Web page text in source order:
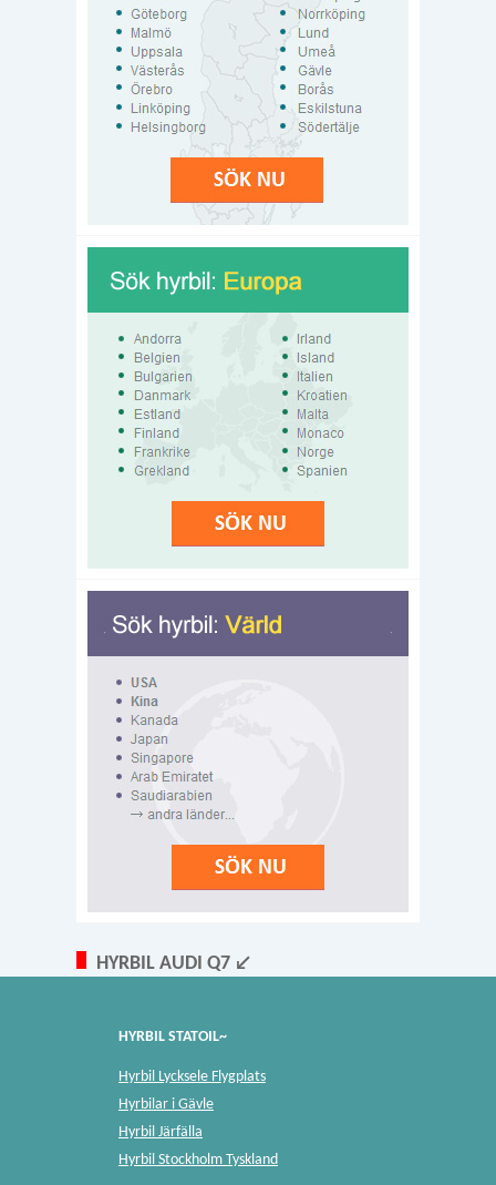
HYRBIL AUDI Q7 ↙
HYRBIL STATOIL~
Hyrbil Lycksele Flygplats
Hyrbilar i Gävle
Hyrbil Järfälla
Hyrbil Stockholm Tyskland